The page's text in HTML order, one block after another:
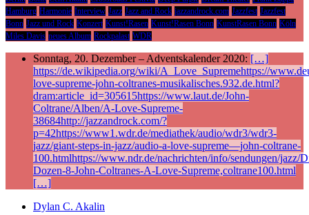
Hamburg Harmonie Interview Jazz Jazz and Rock jazzandrock.com Jazzfest Jazzfest
Bonn Jazz und Rock Konzert Kunst!Rasen Kunst!Rasen Bonn KunstRasen Bonn Köln
Miles Davis neues Album Rockpalast WDR
Sonntag, 20. Dezember – Adventskalender 2020: […]
https://de.wikipedia.org/wiki/A_Love_Supremehttps://
love-supreme-john-coltranes-musikalisches.932.de.html?
dram:article_id=305615https://www.laut.de/John-
Coltrane/Alben/A-Love-Supreme-
38684http://jazzandrock.com/?
p=42https://www1.wdr.de/mediathek/audio/wdr3/wdr3-
jazz/giant-steps-in-jazz/audio-a-love-supreme—john-coltrane-
100.htmlhttps://www.ndr.de/nachrichten/info/sendungen/jazz/
Dozen-8-John-Coltranes-A-Love-Supreme,coltrane100.html
[…]
Dylan C. Akalin